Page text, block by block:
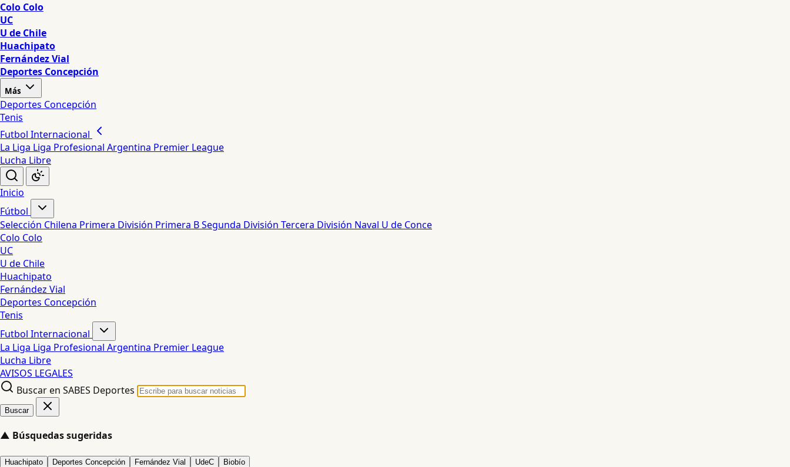
Colo Colo
UC
U de Chile
Huachipato
Fernández Vial
Deportes Concepción
Más
Deportes Concepción
Tenis
Futbol Internacional
La Liga Liga Profesional Argentina Premier League
Lucha Libre
Inicio
Fútbol
Selección Chilena Primera División Primera BSegunda División Tercera División Naval U de Conce
Colo Colo
UC
U de Chile
Huachipato
Fernández Vial
Deportes Concepción
Tenis
Futbol Internacional
La Liga Liga Profesional Argentina Premier League
Lucha Libre
AVISOS LEGALES
Buscar en SABES Deportes
Buscar
▲ Búsquedas sugeridas
Huachipato Deportes Concepción Fernández Vial UdeC Biobío